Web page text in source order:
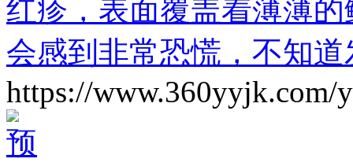
红疹，表面覆盖着薄薄
会感到非常恐慌，不知
https://www.360yyjk.com/